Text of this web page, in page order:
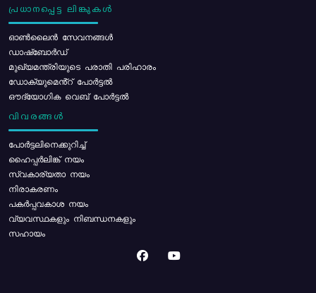
പ്രധാനപ്പെട്ട ലിങ്കുകൾ
ഓൺലൈൻ സേവനങ്ങൾ
ഡാഷ്ബോർഡ്
മുഖ്യമന്ത്രിയുടെ പരാതി പരിഹാരം
ഡോക്യുമെൻ്റ് പോർട്ടൽ
ഔദ്യോഗിക വെബ് പോർട്ടൽ
വിവരങ്ങൾ
പോര്‍ട്ടലിനെക്കുറിച്ച്
ഹൈപ്പർലിങ്ക് നയം
സ്വകാര്യതാ നയം
നിരാകരണം
പകർപ്പവകാശ നയം
വ്യവസ്ഥകളും നിബന്ധനകളും
സഹായം